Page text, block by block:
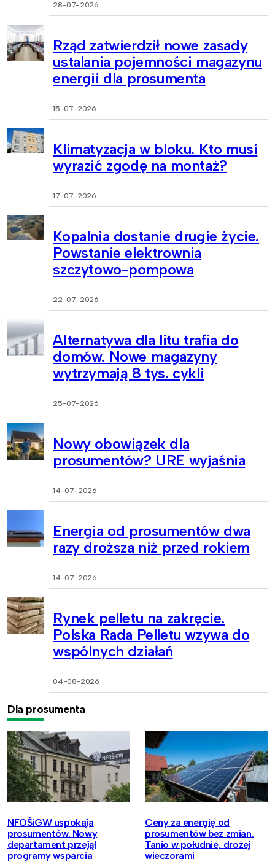
28-07-2026
Rząd zatwierdził nowe zasady
ustalania pojemności magazynu
energii dla prosumenta
15-07-2026
Klimatyzacja w bloku. Kto musi
wyrazić zgodę na montaż?
17-07-2026
Kopalnia dostanie drugie życie.
Powstanie elektrownia
szczytowo-pompowa
22-07-2026
Alternatywa dla litu trafia do
domów. Nowe magazyny
wytrzymają 8 tys. cykli
25-07-2026
Nowy obowiązek dla
prosumentów? URE wyjaśnia
14-07-2026
Energia od prosumentów dwa
razy droższa niż przed rokiem
14-07-2026
Rynek pelletu na zakręcie.
Polska Rada Pelletu wzywa do
wspólnych działań
04-08-2026
Dla prosumenta
NFOŚiGW uspokaja
prosumentów. Nowy
departament przejął
programy wsparcia
Ceny za energię od
prosumentów bez zmian.
Tanio w południe, drożej
wieczorami